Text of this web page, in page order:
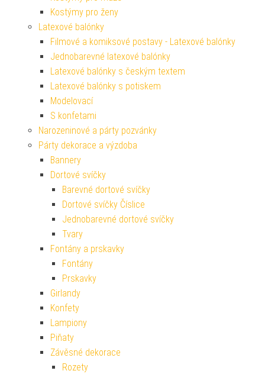
Kostýmy pro ženy
Latexové balónky
Filmové a komiksové postavy - Latexové balónky
Jednobarevné latexové balónky
Latexové balónky s českým textem
Latexové balónky s potiskem
Modelovací
S konfetami
Narozeninové a párty pozvánky
Párty dekorace a výzdoba
Bannery
Dortové svíčky
Barevné dortové svíčky
Dortové svíčky Číslice
Jednobarevné dortové svíčky
Tvary
Fontány a prskavky
Fontány
Prskavky
Girlandy
Konfety
Lampiony
Piňaty
Závěsné dekorace
Rozety